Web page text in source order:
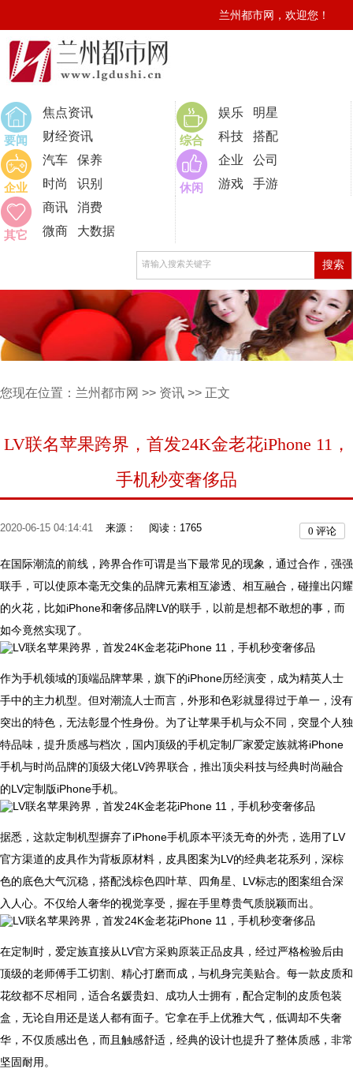
兰州都市网，欢迎您！
要闻
焦点资讯
财经资讯
综合
娱乐
明星
科技
搭配
企业
汽车
保养
时尚
识别 休闲
企业
公司
游戏
手游
其它
商讯
消费
微商
大数据
您现在位置： 兰州都市网 >> 资讯 >> 正文
LV联名苹果跨界，首发24K金老花iPhone 11，
手机秒变奢侈品
2020-06-15 04:14:41 来源： 阅读：1765 0 评论
在国际潮流的前线，跨界合作可谓是当下最常见的现象，通过合作，强强
联手，可以使原本毫无交集的品牌元素相互渗透、相互融合，碰撞出闪耀
的火花，比如iPhone和奢侈品牌LV的联手，以前是想都不敢想的事，而
如今竟然实现了。
作为手机领域的顶端品牌苹果，旗下的iPhone历经演变，成为精英人士
手中的主力机型。但对潮流人士而言，外形和色彩就显得过于单一，没有
突出的特色，无法彰显个性身份。为了让苹果手机与众不同，突显个人独
特品味，提升质感与档次，国内顶级的手机定制厂家爱定族就将iPhone
手机与时尚品牌的顶级大佬LV跨界联合，推出顶尖科技与经典时尚融合
的LV定制版iPhone手机。
据悉，这款定制机型摒弃了iPhone手机原本平淡无奇的外壳，选用了LV
官方渠道的皮具作为背板原材料，皮具图案为LV的经典老花系列，深棕
色的底色大气沉稳，搭配浅棕色四叶草、四角星、LV标志的图案组合深
入人心。不仅给人奢华的视觉享受，握在手里尊贵气质脱颖而出。
在定制时，爱定族直接从LV官方采购原装正品皮具，经过严格检验后由
顶级的老师傅手工切割、精心打磨而成，与机身完美贴合。每一款皮质和
花纹都不尽相同，适合名媛贵妇、成功人士拥有，配合定制的皮质包装
盒，无论自用还是送人都有面子。它拿在手上优雅大气，低调却不失奢
华，不仅质感出色，而且触感舒适，经典的设计也提升了整体质感，非常
坚固耐用。